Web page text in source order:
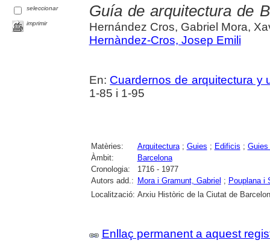
seleccionar
imprimir
Guía de arquitectura de
Hernández Cros, Gabriel Mora,
Hernàndez-Cros, Josep Emili
En: Cuardernos de arquitectura y
1-85 i 1-95
Matèries: Arquitectura; Guies ; Edificis ; Guies
Àmbit:
Barcelona
Cronologia:
1716 - 1977
Autors add.: Mora i Gramunt, Gabriel ; Pouplana i
Localització: Arxiu Històric de la Ciutat de
Enllaç permanent a aquest